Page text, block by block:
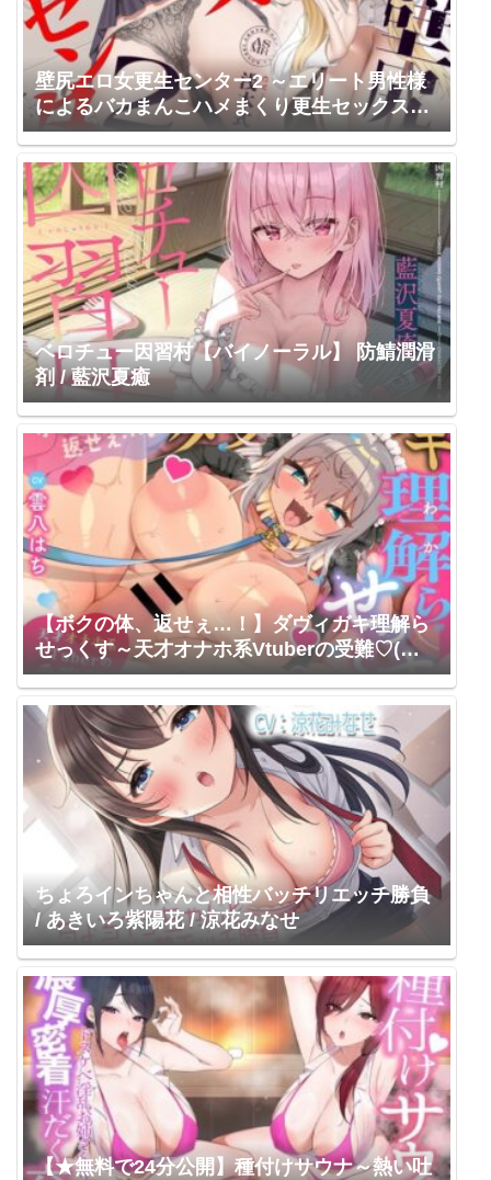
壁尻エロ女更生センター2 ～エリート男性様
によるバカまんこハメまくり更生セックス施
設～ / UZMR / 浅木式 琴音有波
ベロチュー因習村【バイノーラル】 防鯖潤滑
剤 / 藍沢夏癒
【ボクの体、返せぇ…！】ダヴィガキ理解ら
せっくす～天才オナホ系Vtuberの受難♡(催○
オナホ化・犬化・ママ化)～《性処理ワンちゃ
八はち
ちょろインちゃんと相性バッチリエッチ勝負
/ あきいろ紫陽花 / 涼花みなせ
【★無料で24分公開】種付けサウナ～熱い吐